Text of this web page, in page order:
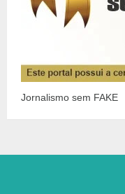
Jornalismo sem FAKE